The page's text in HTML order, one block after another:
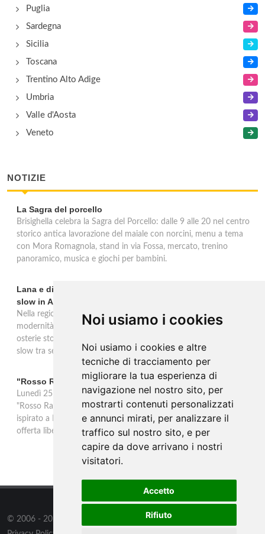
Noi usiamo i cookies
Noi usiamo i cookies e altre
tecniche di tracciamento per
migliorare la tua esperienza di
navigazione nel nostro sito, per
mostrarti contenuti personalizzati
e annunci mirati, per analizzare il
traffico sul nostro sito, e per
capire da dove arrivano i nostri
visitatori.
Accetto
Rifiuto
Puglia
Sardegna
Sicilia
Toscana
Trentino Alto Adige
Umbria
Valle d'Aosta
Veneto
NOTIZIE
La Sagra del porcello
Brisighella celebra la Sagra del Porcello: dalle 9 alle 20 nel centro
storico antica lavorazione del maiale con norcini, menu a tema
con Mora Romagnola, stand in via Fossa, mercato, trenino
panoramico, musica e giochi per bambini.
Lana e dintorni: Törggelen, vini d'eccellenza e vacanze
slow in Alto Adige
Nella regione di Lana in Alto Adige tradizione contadina e
modernità si fondono in un'esperienza autentica. Törggelen nelle
osterie storiche, vini da antiche tradizioni vitivinicole e vacanze
slow tra sentieri delle rogge e produttori locali.
"Rosso Rame" in scena a Collepasso il 25 agosto
Lunedì 25 agosto al Palazzo Baronale di Collepasso va in scena
"Rosso Rame", spettacolo di Mary Negro e Gabriele Polimeno
ispirato a Dario Fo e Franca Rame. Ingresso con prenotazione e
offerta libera alle ore 21.
© 2006 - 2026
all rights reserved.